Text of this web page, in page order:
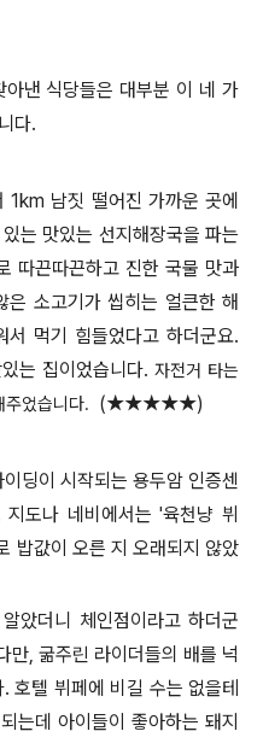
낸 식당들은 대부분 이 네 가
다.
1km 남짓 떨어진 가까운 곳에
는 맛있는 선지해장국을 파는
따끈따끈하고 진한 국물 맛과
은 소고기가 씹히는 얼큰한 해
서 먹기 힘들었다고 하더군요.
는 집이었습니다. 자전거 타는
었습니다. (★★★★★)
딩이 시작되는 용두암 인증센
도나 네비에서는 '육천냥 뷔
밥값이 오른 지 오래되지 않았
았더니 체인점이라고 하더군
만, 굶주린 라이더들의 배를 넉
호텔 뷔페에 비길 수는 없을테
는데 아이들이 좋아하는 돼지